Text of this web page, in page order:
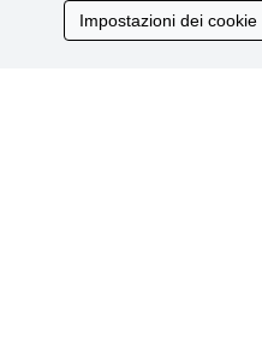
» Programma fedeltà
Impostazioni dei cookie